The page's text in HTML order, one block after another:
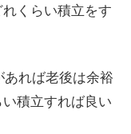
くらい積立をす
れば老後は余裕
積立すれば良い